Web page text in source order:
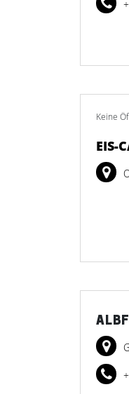
Keine
EIS-